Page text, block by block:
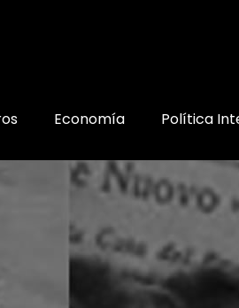
Economía Política